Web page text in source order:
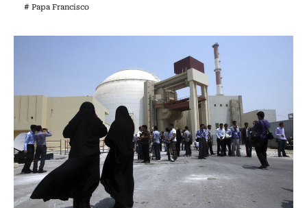
# Papa Francisco